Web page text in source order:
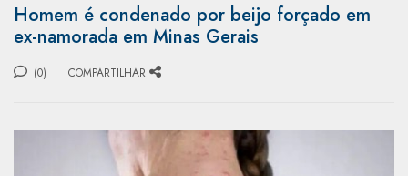
Homem é condenado por beijo forçado em
ex-namorada em Minas Gerais
(0) COMPARTILHAR